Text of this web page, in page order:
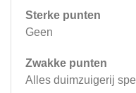
Sterke punten
Geen
Zwakke punten
Alles duimzuigerij spel